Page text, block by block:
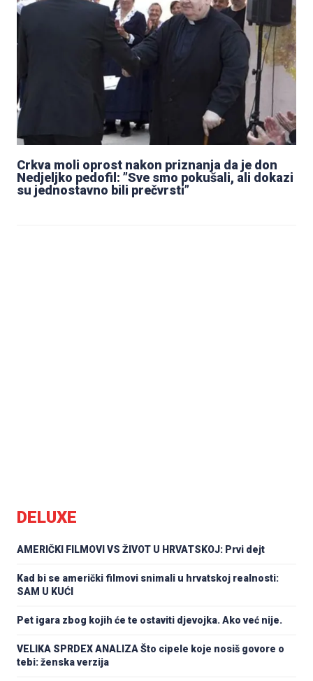
Crkva moli oprost nakon priznanja da je don
Nedjeljko pedofil: ”Sve smo pokušali, ali dokazi
su jednostavno bili prečvrsti”
DELUXE
AMERIČKI FILMOVI VS ŽIVOT U HRVATSKOJ: Prvi dejt
Kad bi se američki filmovi snimali u hrvatskoj realnosti:
SAM U KUĆI
Pet igara zbog kojih će te ostaviti djevojka. Ako već nije.
VELIKA SPRDEX ANALIZA Što cipele koje nosiš govore o
tebi: ženska verzija